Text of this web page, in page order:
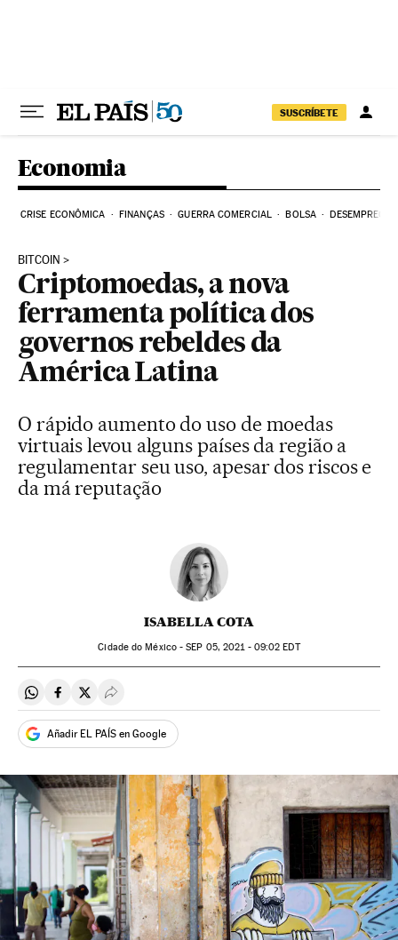
SUSCRÍBETE
Economia
CRISE ECONÔMICA FINANÇAS GUERRA COMERCIAL BOLSA DESEMPREGO
BITCOIN
Criptomoedas, a nova
ferramenta política dos
governos rebeldes da
América Latina
O rápido aumento do uso de moedas
virtuais levou alguns países da região a
regulamentar seu uso, apesar dos riscos e
da má reputação
ISABELLA COTA
Cidade do México -SEP 05, 2021 - 09:02 EDT
Compartir en Whatsapp
Compartir en Facebook
Compartir en Twitter
Desplegar Redes Sociales
Añadir EL PAÍS en Google